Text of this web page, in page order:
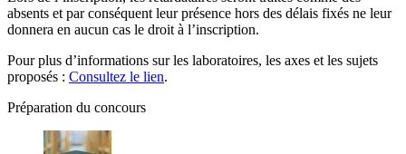
absents et par conséquent leur présence hors des délais fixés ne leur
donnera en aucun cas le droit à l’inscription.
Pour plus d’informations sur les laboratoires, les axes et les sujets
proposés ​: Consultez le lien.
Préparation du concours